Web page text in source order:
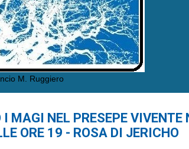
M. Ruggiero
MAGI NEL PRESEPE
ORE 19 - ROSA DI JERICHO